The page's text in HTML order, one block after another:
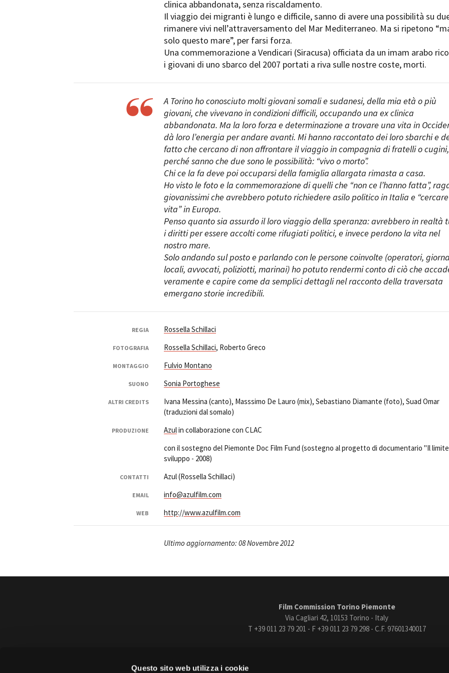
Questo sito web utilizza i cookie
Open Day
Ciak in TOur!
Amministrazione trasparente Contatti Whistleblowing
clinica abbandonata, senza riscaldamento.
Il viaggio dei migranti è lungo e difficile, sanno di avere una possibilità su
rimanere vivi nell’attraversamento del Mar Mediterraneo. Ma si ripetono
solo questo mare”, per farsi forza.
Una commemorazione a Vendicari (Siracusa) officiata da un imam arabo
i giovani di uno sbarco del 2007 portati a riva sulle nostre coste, morti.
A Torino ho conosciuto molti giovani somali e sudanesi, della mia età o più
giovani, che vivevano in condizioni difficili, occupando una ex clinica
abbandonata. Ma la loro forza e determinazione a trovare una vita in
dà loro l’energia per andare avanti. Mi hanno raccontato dei loro sbarchi e
fatto che cercano di non affrontare il viaggio in compagnia di fratelli o cugini,
perché sanno che due sono le possibilità: “vivo o morto”.
Chi ce la fa deve poi occuparsi della famiglia allargata rimasta a casa.
Ho visto le foto e la commemorazione di quelli che “non ce l’hanno fatta”,
giovanissimi che avrebbero potuto richiedere asilo politico in Italia e
vita” in Europa.
Penso quanto sia assurdo il loro viaggio della speranza: avrebbero in realtà
i diritti per essere accolti come rifugiati politici, e invece perdono la vita nel
nostro mare.
Solo andando sul posto e parlando con le persone coinvolte (operatori,
locali, avvocati, poliziotti, marinai) ho potuto rendermi conto di ciò che
veramente e capire come da semplici dettagli nel racconto della traversata
emergano storie incredibili.
REGIA Rossella Schillaci
FOTOGRAFIA Rossella Schillaci, Roberto Greco
MONTAGGIO Fulvio Montano
SUONO Sonia Portoghese
ALTRI CREDITS
Ivana Messina (canto), Masssimo De Lauro (mix), Sebastiano Diamante (foto), Suad Omar
(traduzioni dal somalo)
PRODUZIONE Azulin collaborazione con CLAC
con il sostegno del Piemonte Doc Film Fund (sostegno al progetto di documentario "Il
sviluppo - 2008)
CONTATTI Azul (Rossella Schillaci)
EMAIL info@azulfilm.com
WEB http://www.azulfilm.com
Ultimo aggiornamento: 08 Novembre 2012
Film Commission Torino Piemonte
Via Cagliari 42, 10153 Torino - Italy
T +39 011 23 79 201 - F +39 011 23 79 298 - C.F. 97601340017